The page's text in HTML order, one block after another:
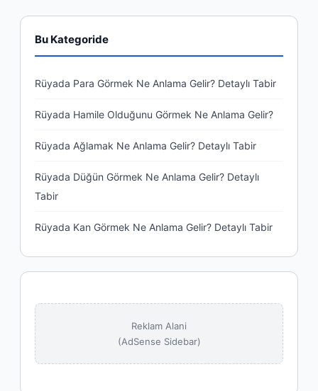
Bu Kategoride
Rüyada Para Görmek Ne Anlama Gelir? Detaylı Tabir
Rüyada Hamile Olduğunu Görmek Ne Anlama Gelir?
Rüyada Ağlamak Ne Anlama Gelir? Detaylı Tabir
Rüyada Düğün Görmek Ne Anlama Gelir? Detaylı
Tabir
Rüyada Kan Görmek Ne Anlama Gelir? Detaylı Tabir
Reklam Alani
(AdSense Sidebar)